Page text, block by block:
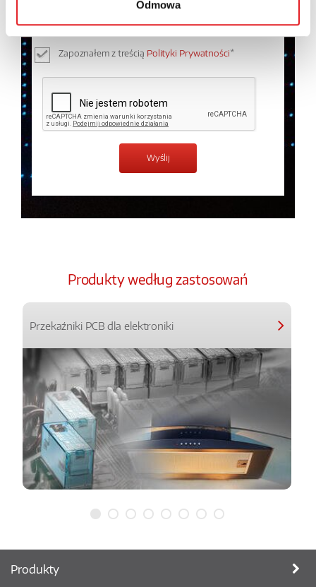
Odmowa
temat przetwarzania danych osobowych w
prywatności.*
Zapoznałem z treścią Polityki Prywatności*
Produkty według zastosowań
Przekaźniki PCB dla elektroniki
Produkty